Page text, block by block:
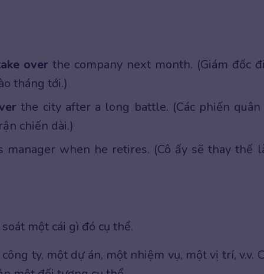
over the company next month. (Giám đốc
tháng tới.)
the city after a long battle. (Các phiến quân
chiến dài.)
manager when he retires. (Cô ấy sẽ thay thế
một cái gì đó cụ thể.
ty, một dự án, một nhiệm vụ, một vị trí, v.v.